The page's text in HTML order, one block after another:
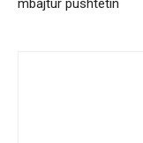
mbajtur pushtetin